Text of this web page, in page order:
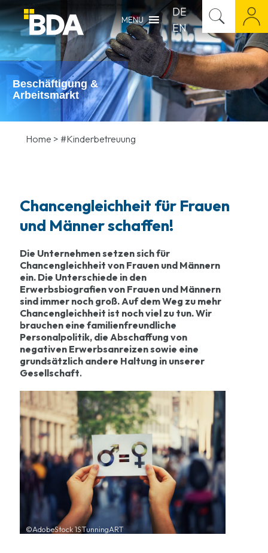
MENU
DE
EN
Beschäftigung &
Arbeitsmarkt
Home > #Kinderbetreuung
Chancengleichheit für Frauen
und Männer schaffen!
Die Unternehmen setzen sich für
Chancengleichheit von Frauen und Männern
ein. Die Unterschiede in den
Erwerbsbiografien von Frauen und Männern
sind immer noch groß. Auf dem Weg zu mehr
Chancengleichheit ist noch viel zu tun. Wir
brauchen eine familienfreundliche
Personalpolitik, die Abschaffung von
negativen Erwerbsanreizen sowie eine
grundsätzlich andere Haltung in unserer
Gesellschaft.
©AdobeStock 1STunningART